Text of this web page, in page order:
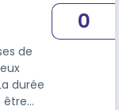
de
durée
être
0